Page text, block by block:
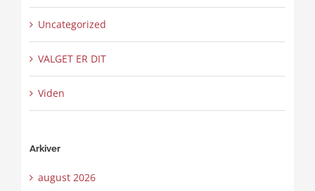
Uncategorized
VALGET ER DIT
Viden
Arkiver
august 2026